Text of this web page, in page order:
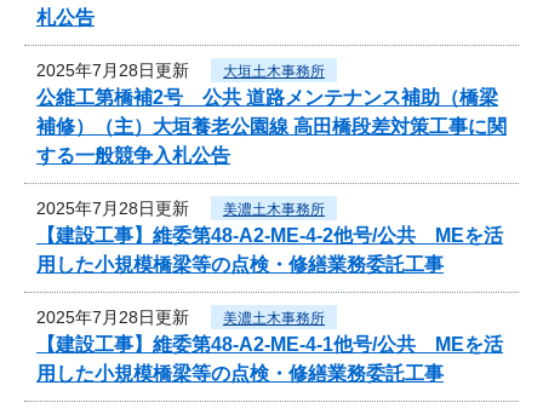
札公告
2025年7月28日更新 大垣土木事務所
公維工第橋補2号 公共 道路メンテナンス補助（橋梁
補修）（主）大垣養老公園線 高田橋段差対策工事に関
する一般競争入札公告
2025年7月28日更新 美濃土木事務所
【建設工事】維委第48-A2-ME-4-2他号/公共 MEを活
用した小規模橋梁等の点検・修繕業務委託工事
2025年7月28日更新 美濃土木事務所
【建設工事】維委第48-A2-ME-4-1他号/公共 MEを活
用した小規模橋梁等の点検・修繕業務委託工事